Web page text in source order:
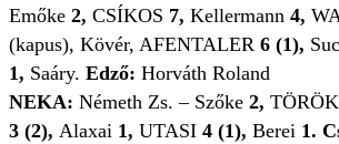
Emőke 2, CSÍKOS 7, Kellermann 4,
(kapus), Kövér, AFENTALER 6 (1),
1, Saáry. Edző: Horváth Roland
NEKA: Németh Zs. – Szőke 2,
3 (2), Alaxai 1, UTASI 4 (1), Berei 1.